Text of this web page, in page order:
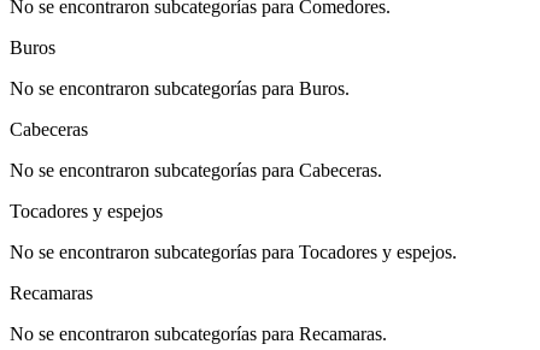
No se encontraron subcategorías para Comedores.
Buros
No se encontraron subcategorías para Buros.
Cabeceras
No se encontraron subcategorías para Cabeceras.
Tocadores y espejos
No se encontraron subcategorías para Tocadores y espejos.
Recamaras
No se encontraron subcategorías para Recamaras.